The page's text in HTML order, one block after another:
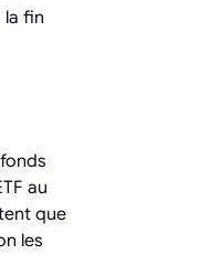
fin
au
que
les